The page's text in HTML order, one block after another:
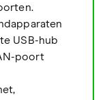
USB-hub
poort